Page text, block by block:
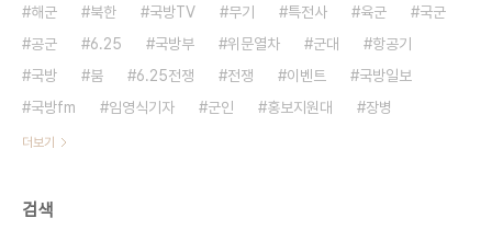
해군
북한 국방TV 무기 특전사 육군
국군
공군
6.25 국방부 위문열차 군대
항공기
국방
붐 6.25전쟁 전쟁 이벤트
국방일보
국방fm
임영식기자 군인 홍보지원대 장병
더보기
검색